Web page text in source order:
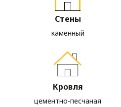
Стены
каменный
Кровля
цементно-песчаная